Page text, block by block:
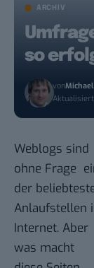
ARCHIV
so
von
Weblogs sind
ohne Frage
der
Anlaufstellen
Internet. Aber
was macht